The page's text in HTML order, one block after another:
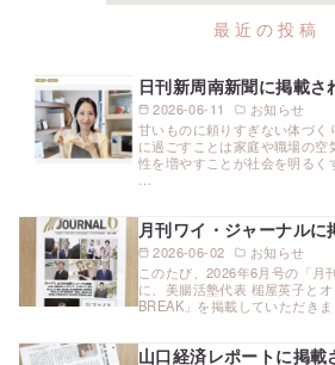
2026-06-11 お知らせ
日刊新周南新聞に掲載さ
甘いものに頼りすぎない体づく
に過ごすことは家庭や職場の
性を増やすことが社会を明るく
2026-06-02 お知らせ
月刊ワイ・ジャーナルに
このたび、2026年6月号の「月
に、美腸活塾代表 槌屋英子と
BREAK」を掲載していただき
山口経済レポートに掲載